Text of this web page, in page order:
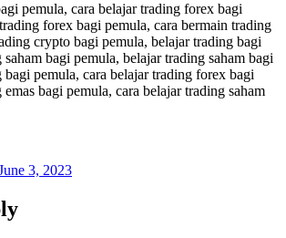
pemula, cara belajar trading forex bagi
forex bagi pemula, cara bermain trading
crypto bagi pemula, belajar trading bagi
bagi pemula, belajar trading saham bagi
bagi pemula, cara belajar trading forex bagi
bagi pemula, cara belajar trading saham
3, 2023